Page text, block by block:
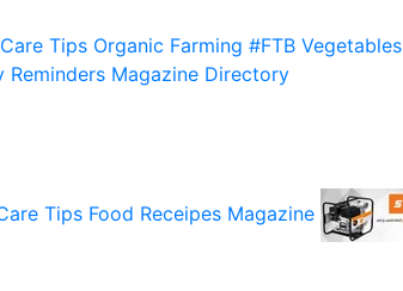
Tips Organic Farming #FTB Vegetables
Reminders Magazine Directory
Tips Food Receipes Magazine